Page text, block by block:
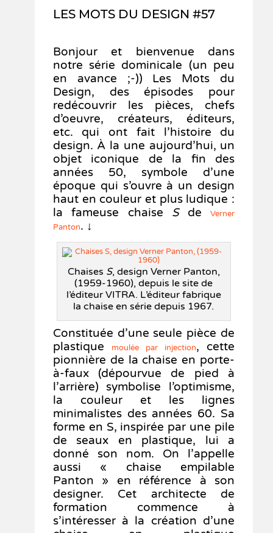
LES MOTS DU DESIGN #57
Bonjour et bienvenue dans
notre série dominicale (un peu
en avance ;-)) Les Mots du
Design, des épisodes pour
redécouvrir les pièces, chefs
d’oeuvre, créateurs, éditeurs,
etc. qui ont fait l’histoire du
design. À la une aujourd’hui, un
objet iconique de la fin des
années 50, symbole d’une
époque qui s’ouvre à un design
haut en couleur et plus ludique :
la fameuse chaise SdeVerner
Panton. ↓
Chaises S, design Verner Panton,
(1959-1960), depuis le site de
l’éditeur VITRA. L’éditeur fabrique
la chaise en série depuis 1967.
Constituée d’une seule pièce de
plastique
moulée par injection, cette
pionnière de la chaise en porte-
à-faux (dépourvue de pied à
l’arrière) symbolise l’optimisme,
la couleur et les lignes
minimalistes des années 60. Sa
forme en S, inspirée par une pile
de seaux en plastique, lui a
donné son nom. On l’appelle
aussi « chaise empilable
Panton » en référence à son
designer. Cet architecte de
formation commence à
s’intéresser à la création d’une